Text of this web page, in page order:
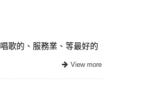
歌的、服務業、等最好的